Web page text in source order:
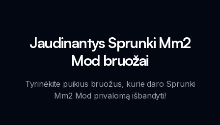
Jaudinantys Sprunki Mm2
Mod bruožai
Tyrinėkite puikius bruožus, kurie daro Sprunki
Mm2 Mod privalomą išbandyti!